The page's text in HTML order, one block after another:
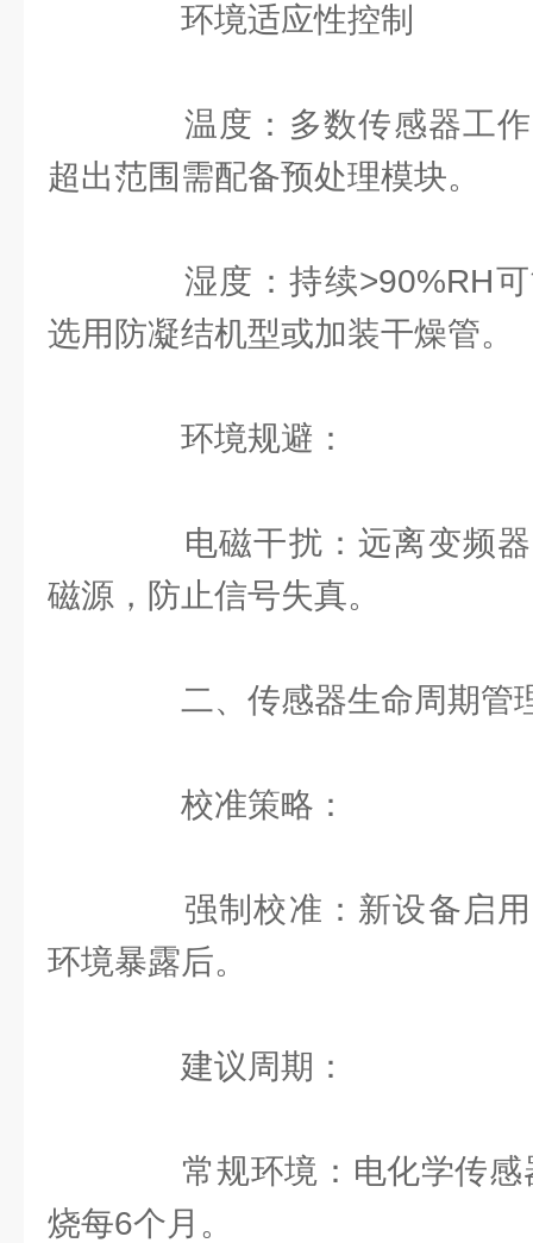
环境适应性控制
温度：多数传感器工
超出范围需配备预处理模块。
湿度：持续>90%RH可
选用防凝结机型或加装干燥管。
环境规避：
电磁干扰：远离变频器
磁源，防止信号失真。
二、传感器生命周期管
校准策略：
强制校准：新设备启用
环境暴露后。
建议周期：
常规环境：电化学传感
烧每6个月。